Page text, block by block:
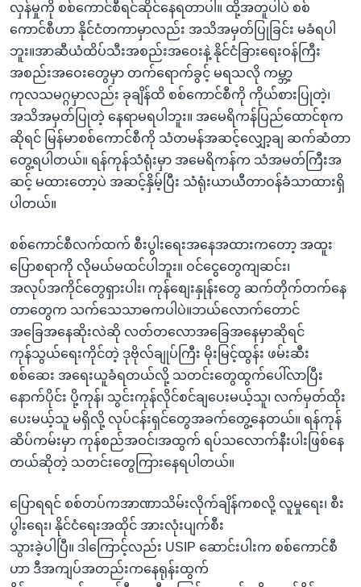
လှန်မှုကို စစ်ကောင်စီရင်ဆိုင်နေရတာပါ။ ထို့အတူပါပဲ စစ်
ကောင်စီဟာ နိုင်ငံတကာမှာလည်း အသိအမှတ်ပြုခြင်း မခံရပါ
ဘူး။အာဆီယံထိပ်သီးအစည်းအဝေးနဲ့ နိုင်ငံခြားရေးဝန်ကြီး
အစည်းအဝေးတွေမှာ တက်ရောက်ခွင့် မရသလို ကမ္ဘာ့
ကုလသမဂ္ဂမှာလည်း ခုချိန်ထိ စစ်ကောင်စီကို ကိုယ်စားပြုတဲ့၊
အသိအမှတ်ပြုတဲ့ နေရာမရပါဘူး။ အမေရိကန်ပြည်ထောင်စုက
ဆိုရင် မြန်မာစစ်ကောင်စီကို သံတမန်အဆင့်လျှော့ချ ဆက်ဆံတာ
တွေ့ရပါတယ်။ ရန်ကုန်သံရုံးမှာ အမေရိကန်က သံအမတ်ကြီးအ
ဆင့် မထားတော့ပဲ အဆင့်နှိမ့်ပြီး သံရုံးယာယီတာဝန်ခံသာထားရှိ
ပါတယ်။
စစ်ကောင်စီလက်ထက် စီးပွါးရေးအနေအထားကတော့ အထူး
ပြောစရာကို လိုမယ်မထင်ပါဘူး။ ဝင်ငွေတွေကျဆင်း၊
အလုပ်အကိုင်တွေရှားပါး၊ ကုန်စျေးနှုန်းတွေ ဆက်တိုက်တက်နေ
တာတွေက သက်သေသာဓကပါပဲ။ဘယ်လောက်တောင်
အခြေအနေဆိုးလဲဆို လတ်တလောအခြေအနေမှာဆိုရင်
ကုန်သွယ်ရေးကိုင်တဲ့ ဒုဗိုလ်ချုပ်ကြီး မိုးမြင့်ထွန်း ဖမ်းဆီး
စစ်ဆေး အရေးယူခံရတယ်လို့ သတင်းတွေထွက်ပေါ်လာပြီး
နောက်ပိုင်း ပို့ကုန်၊ သွင်းကုန်လိုင်စင်ချပေးမယ့်သူ၊ လက်မှတ်ထိုး
ပေးမယ့်သူ မရှိလို့ လုပ်ငန်းရှင်တွေအခက်တွေ့နေတယ်။ ရန်ကုန်
ဆိပ်ကမ်းမှာ ကုန်စည်အဝင်၊အထွက် ရပ်သလောက်နီးပါးဖြစ်နေ
တယ်ဆိုတဲ့ သတင်းတွေကြားနေရပါတယ်။
ပြောရရင် စစ်တပ်ကအာဏာသိမ်းလိုက်ချိန်ကစလို့ လူမှုရေး၊ စီး
ပွါးရေး၊ နိုင်ငံရေးအထိုင် အားလုံးပျက်စီး
သွားခဲ့ပါပြီ။ ဒါကြောင့်လည်း USIP ဆောင်းပါးက စစ်ကောင်စီ
ဟာ ဒီအကျပ်အတည်းကနေရုန်းထွက်